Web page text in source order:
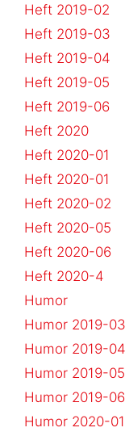
Heft 2019-02
Heft 2019-03
Heft 2019-04
Heft 2019-05
Heft 2019-06
Heft 2020
Heft 2020-01
Heft 2020-01
Heft 2020-02
Heft 2020-05
Heft 2020-06
Heft 2020-4
Humor
Humor 2019-03
Humor 2019-04
Humor 2019-05
Humor 2019-06
Humor 2020-01